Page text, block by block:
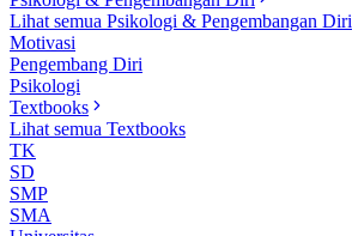
Lihat semua Psikologi & Pengembangan Diri
Motivasi
Pengembang Diri
Psikologi
Textbooks
Lihat semua Textbooks
TK
SD
SMP
SMA